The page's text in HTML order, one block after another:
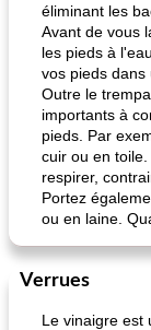
éliminant les
Avant de vous
les pieds à
vos pieds dans
Outre le
importants à
pieds. Par
cuir ou en
respirer,
Portez
ou en laine.
Verrues
Le vinaigre est